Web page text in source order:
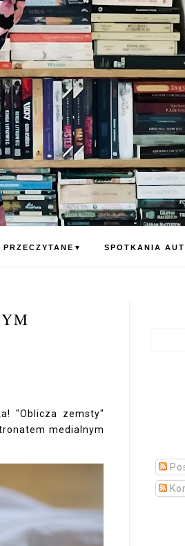
PRZECZYTANE ▼ SPOTKANIA
"Oblicza zemsty"
medialnym